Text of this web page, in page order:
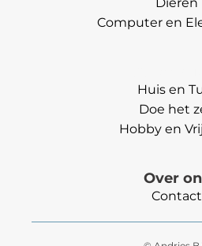
Computer en
Huis en
Doe het
Hobby en
Over
Contact